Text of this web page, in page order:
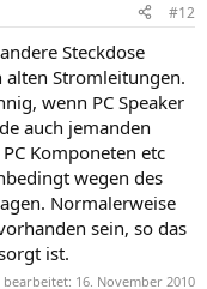
#12
Steckdose
alten Stromleitungen.
wenn PC Speaker
auch jemanden
Komponeten etc
wegen des
Normalerweise
sein, so das
ist.
bearbeitet: 16. November 2010